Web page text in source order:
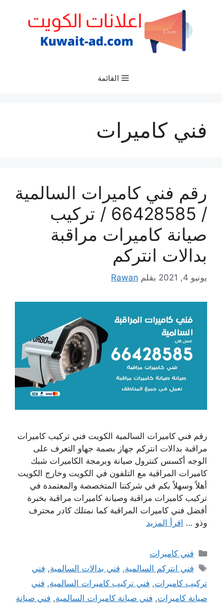
القائمة
فني كاميرات
رقم فني كاميرات السالمية
/ 66428585 / تركيب
صيانة كاميرات مراقبة
بدالات انتركم
يونيو 4, 2021 بقلم Rawan
رقم فني كاميرات السالمية الكويت فني تركيب كاميرات
مراقبة بدالات انتركم جهاز بصمة جهاو التعرف على
الوجه أكسس كنترول صيانة وبرمجة الكاميرات شبك
كاميرات المراقبة مع التلفون في الكويت وخارج الكويت
أهلاً وسهلاً بكم في شركتنا المتخصصة والمعتمدة في
تركيب كاميرات مراقبة وصيانة كاميرات مراقبة بخبرة
أفضل فني كاميرات المراقبة كما نمتلك كادر محترف
وذو … اقرأ المزيد
التصنيفات
فني كاميرات
الوسوم
فني انتركم السالمية, فني بدالات السالمية, فني
تركيب كاميرات, فني تركيب كاميرات السالمية, فني
صيانة كاميرات, فني صيانة كاميرات السالمية, فني صيانة